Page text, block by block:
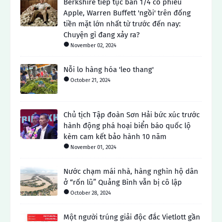
Berkshire tiếp tục bán 1/4 cổ phiếu
Apple, Warren Buffett 'ngồi' trên đống
tiền mặt lớn nhất từ ​​trước đến nay:
Chuyện gì đang xảy ra?
November 02, 2024
Nỗi lo hàng hóa 'leo thang'
October 21, 2024
Chủ tịch Tập đoàn Sơn Hải bức xúc trước
hành động phá hoại biển báo quốc lộ
kèm cam kết bảo hành 10 năm
November 01, 2024
Nước chạm mái nhà, hàng nghìn hộ dân
ở “rốn lũ” Quảng Bình vẫn bị cô lập
October 28, 2024
Một người trúng giải độc đắc Vietlott gần